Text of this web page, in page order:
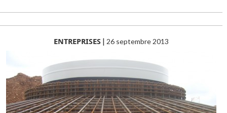
ENTREPRISES | 26 septembre 2013